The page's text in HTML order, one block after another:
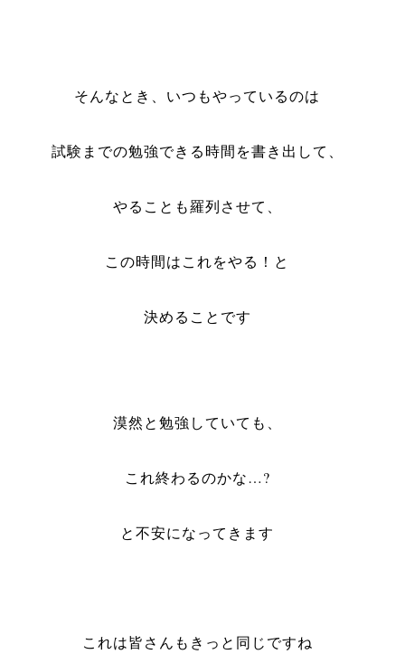
そんなとき、いつもやっているのは
試験までの勉強できる時間を書き出して、
やることも羅列させて、
この時間はこれをやる！と
決めることです
漠然と勉強していても、
これ終わるのかな…?
と不安になってきます
これは皆さんもきっと同じですね